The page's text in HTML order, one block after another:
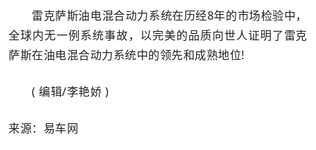
雷克萨斯油电混合动力系统在历经8年的市场检验中，
全球内无一例系统事故，以完美的品质向世人证明了雷克
萨斯在油电混合动力系统中的领先和成熟地位!
( 编辑/李艳娇 )
来源：易车网